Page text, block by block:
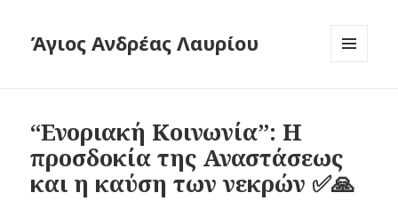
Άγιος Ανδρέας Λαυρίου
“Ενοριακή Κοινωνία”: Η
προσδοκία της Αναστάσεως
και η καύση των νεκρών ✅🙏